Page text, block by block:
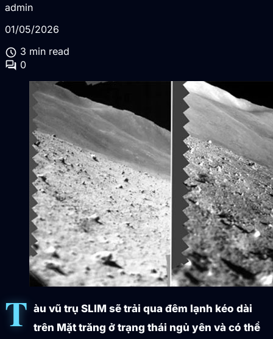
admin
01/05/2026
schedule 3 min read
forum 0
T àu vũ trụ SLIM sẽ trải qua đêm lạnh kéo dài
trên Mặt trăng ở trạng thái ngủ yên và có thể